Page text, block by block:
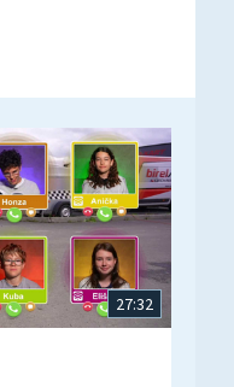
27:32